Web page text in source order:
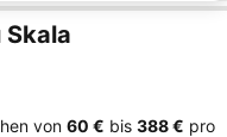
von ‎60 € bis ‎388 € pro